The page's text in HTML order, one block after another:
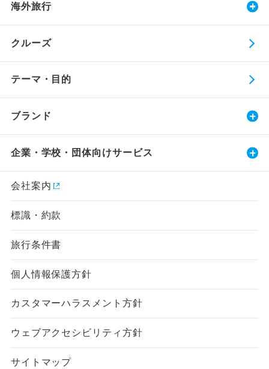
海外旅行
クルーズ
テーマ・目的
ブランド
企業・学校・団体向けサービス
会社案内
標識・約款
旅行条件書
個人情報保護方針
カスタマーハラスメント方針
ウェブアクセシビリティ方針
サイトマップ